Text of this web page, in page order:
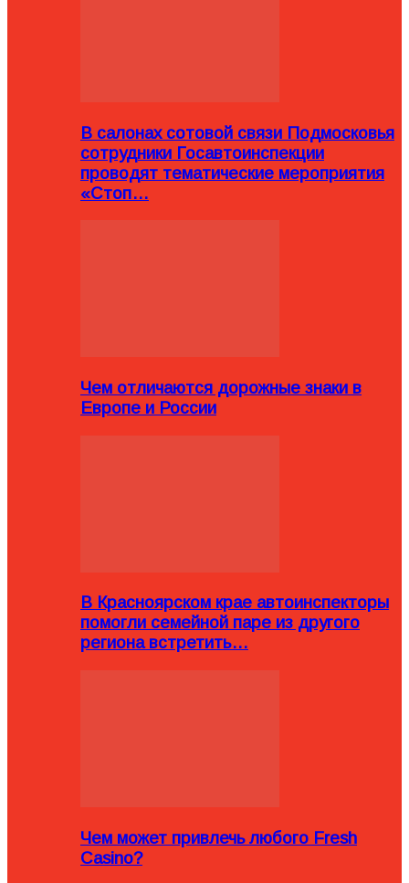
В салонах сотовой связи Подмосковья
сотрудники Госавтоинспекции
проводят тематические мероприятия
«Стоп…
Чем отличаются дорожные знаки в
Европе и России
В Красноярском крае автоинспекторы
помогли семейной паре из другого
региона встретить…
Чем может привлечь любого Fresh
Casino?